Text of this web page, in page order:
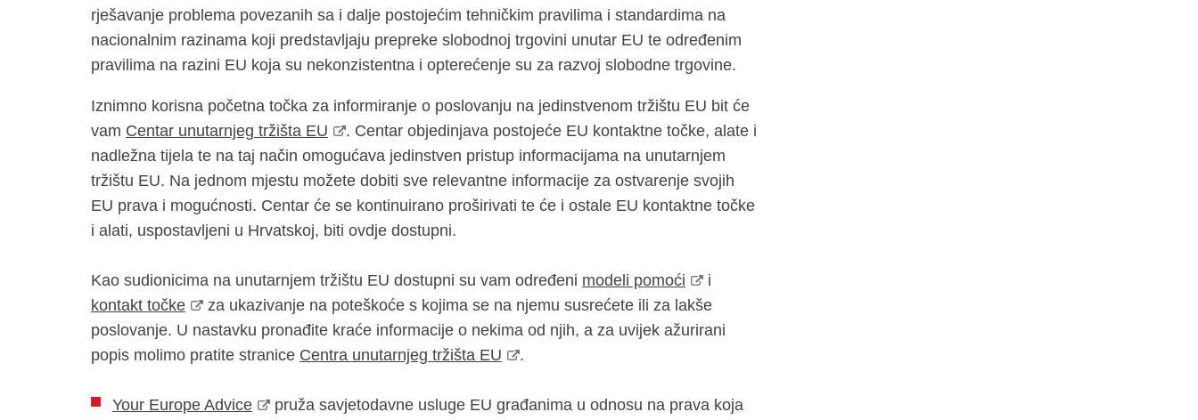
rješavanje problema povezanih sa i dalje postojećim tehničkim pravilima i standardima na
nacionalnim razinama koji predstavljaju prepreke slobodnoj trgovini unutar EU te određenim
pravilima na razini EU koja su nekonzistentna i opterećenje su za razvoj slobodne trgovine.
Iznimno korisna početna točka za informiranje o poslovanju na jedinstvenom tržištu EU bit će
vam Centar unutarnjeg tržišta EU
. Centar objedinjava postojeće EU kontaktne točke, alate i
nadležna tijela te na taj način omogućava jedinstven pristup informacijama na unutarnjem
tržištu EU. Na jednom mjestu možete dobiti sve relevantne informacije za ostvarenje svojih
EU prava i mogućnosti. Centar će se kontinuirano proširivati te će i ostale EU kontaktne točke
i alati, uspostavljeni u Hrvatskoj, biti ovdje dostupni.
Kao sudionicima na unutarnjem tržištu EU dostupni su vam određeni modeli pomoći
i
kontakt točke
za ukazivanje na poteškoće s kojima se na njemu susrećete ili za lakše
poslovanje. U nastavku pronađite kraće informacije o nekima od njih, a za uvijek ažurirani
popis molimo pratite stranice Centra unutarnjeg tržišta EU .
Your Europe Advice
pruža savjetodavne usluge EU građanima u odnosu na prava koja